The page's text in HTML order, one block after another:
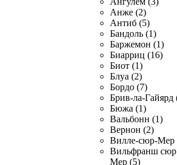
Анже (2)
Антиб (5)
Бандоль (1)
Баржемон (1)
Биарриц (16)
Биот (1)
Блуа (2)
Бордо (7)
Брив-ла-Гайярд
Бюжа (1)
Вальбонн (1)
Вернон (2)
Вилле-сюр-Мер
Вильфранш сюр
Мер (5)